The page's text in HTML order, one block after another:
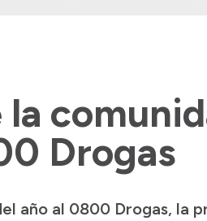
Drogas
año al 0800 Drogas, la